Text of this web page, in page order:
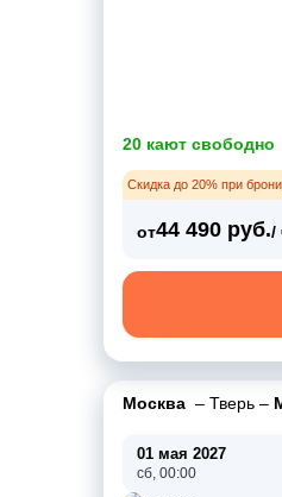
20 кают свободно
Скидка до 20% при
от44 490 руб./
Москва – Тверь –
01 мая 2027
сб, 00:00